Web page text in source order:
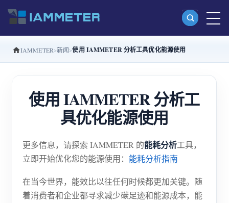
产品
单相 Wi-Fi 电能表 (WEM3080)
分相 Wi-Fi 电能表 (WEM2067)
三相 Wi-Fi 电能表 (WEM3080T)
三相 Wi-Fi 电能表 (WEM3050T)
IAMMETER Cloud Pro
IAMMETER 新闻 使用 IAMMETER 分析工具优化能源使用
使用 IAMMETER 分析工
具优化能源使用
更多信息，请探索 IAMMETER 的能耗分析工具，
立即开始优化您的能源使用： 能耗分析指南
在当今世界，能效比以往任何时候都更加关键。随
着消费者和企业都寻求减少碳足迹和能源成本，能